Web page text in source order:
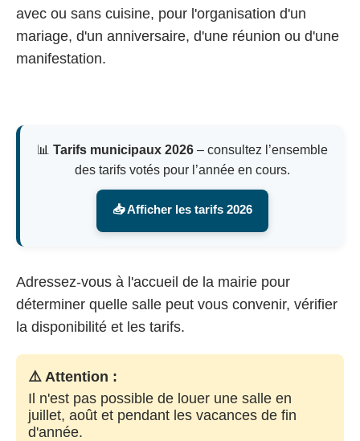
avec ou sans cuisine, pour l'organisation d'un
mariage, d'un anniversaire, d'une réunion ou d'une
manifestation.
📊 Tarifs municipaux 2026– consultez l’ensemble
des tarifs votés pour l’année en cours.
📥 Afficher les tarifs 2026
Adressez-vous à l'accueil de la mairie pour
déterminer quelle salle peut vous convenir, vérifier
la disponibilité et les tarifs.
⚠️ Attention :
Il n'est pas possible de louer une salle en
juillet, août et pendant les vacances de fin
d'année.